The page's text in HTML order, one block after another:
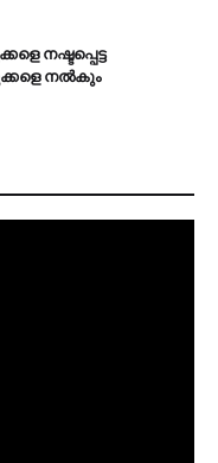
നഷ്ടപ്പെട്ട
നല്‍കും